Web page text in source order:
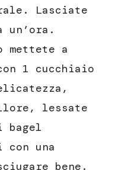
Lasciate
mettete a
1 cucchiaio
lessate
una
bene.